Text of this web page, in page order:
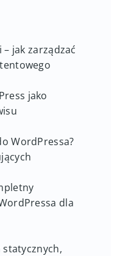
jak zarządzać
jako
WordPressa?
dla